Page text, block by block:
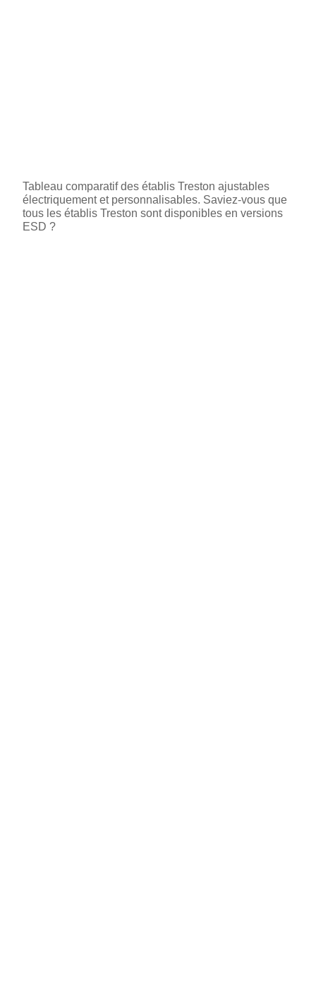
Tableau comparatif des établis Treston ajustables
électriquement et personnalisables. Saviez-vous que
tous les établis Treston sont disponibles en versions
ESD ?